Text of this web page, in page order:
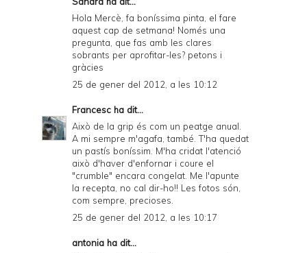
Hola Mercè, fa boníssima pinta, el fare
aquest cap de setmana! Només una
pregunta, que fas amb les clares
sobrants per aprofitar-les? petons i
gràcies
25 de gener del 2012, a les 10:12
Francesc ha dit...
Això de la grip és com un peatge anual.
A mi sempre m'agafa, també. T'ha quedat
un pastís boníssim. M'ha cridat l'atenció
això d'haver d'enfornar i coure el
"crumble" encara congelat. Me l'apunte
la recepta, no cal dir-ho!! Les fotos són,
com sempre, precioses.
25 de gener del 2012, a les 10:17
antonia ha dit...